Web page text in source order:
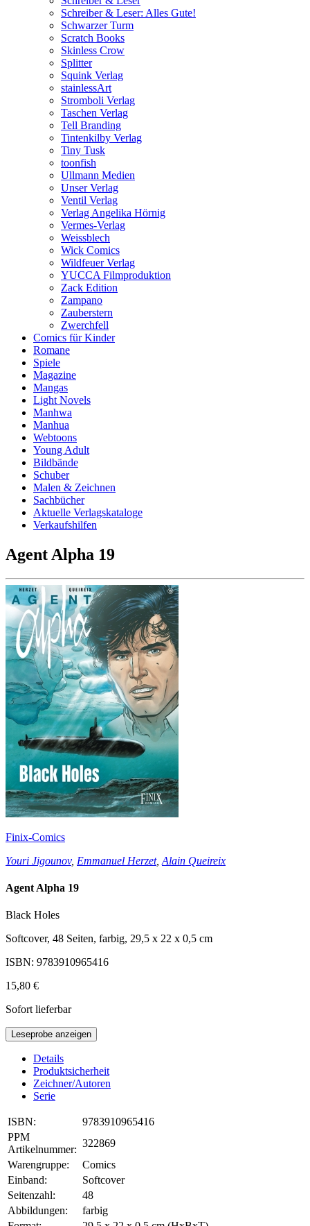
Schreiber & Leser: Alles Gute!
Schwarzer Turm
Scratch Books
Skinless Crow
Splitter
Squink Verlag
stainlessArt
Stromboli Verlag
Taschen Verlag
Tell Branding
Tintenkilby Verlag
Tiny Tusk
toonfish
Ullmann Medien
Unser Verlag
Ventil Verlag
Verlag Angelika Hörnig
Vermes-Verlag
Weissblech
Wick Comics
Wildfeuer Verlag
YUCCA Filmproduktion
Zack Edition
Zampano
Zauberstern
Zwerchfell
Comics für Kinder
Romane
Spiele
Magazine
Mangas
Light Novels
Manhwa
Manhua
Webtoons
Young Adult
Bildbände
Schuber
Malen & Zeichnen
Sachbücher
Aktuelle Verlagskataloge
Verkaufshilfen
Agent Alpha 19
Finix-Comics
Youri Jigounov, Emmanuel Herzet, Alain Queireix
Agent Alpha 19
Black Holes
Softcover, 48 Seiten, farbig, 29,5 x 22 x 0,5 cm
ISBN: 9783910965416
15,80 €
Sofort lieferbar
Leseprobe anzeigen
Details
Produktsicherheit
Zeichner/Autoren
Serie
ISBN:
9783910965416
PPM
Artikelnummer:
322869
Warengruppe:
Comics
Einband:
Softcover
Seitenzahl:
48
Abbildungen:
farbig